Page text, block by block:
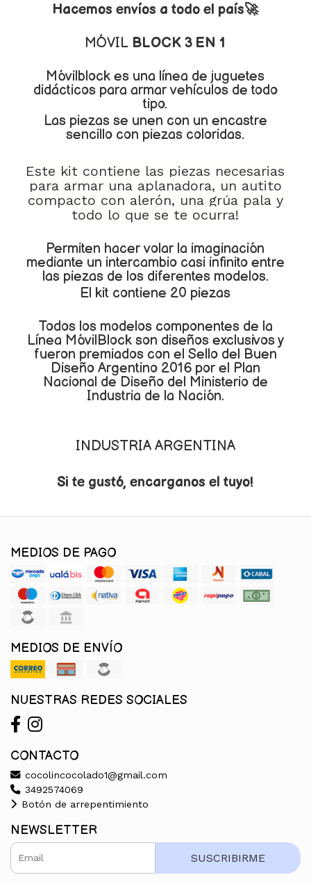
Hacemos envíos a todo el país🚀
MÓVIL BLOCK 3 EN 1
Móvilblock es una línea de juguetes
didácticos para armar vehículos de todo
tipo.
Las piezas se unen con un encastre
sencillo con piezas coloridas.
Este kit contiene las piezas necesarias
para armar una aplanadora, un autito
compacto con alerón, una grúa pala y
todo lo que se te ocurra!
Permiten hacer volar la imaginación
mediante un intercambio casi infinito entre
las piezas de los diferentes modelos.
El kit contiene 20 piezas
Todos los modelos componentes de la
Línea MóvilBlock son diseños exclusivos y
fueron premiados con el Sello del Buen
Diseño Argentino 2016 por el Plan
Nacional de Diseño del Ministerio de
Industria de la Nación.
INDUSTRIA ARGENTINA
Si te gustó, encarganos el tuyo!
MEDIOS DE PAGO
MEDIOS DE ENVÍO
NUESTRAS REDES SOCIALES
CONTACTO
cocolincocolado1@gmail.com
3492574069
Botón de arrepentimiento
NEWSLETTER
SUSCRIBIRME